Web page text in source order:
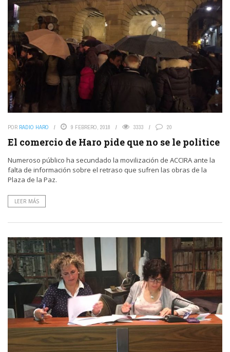
POR RADIO HARO 9 FEBRERO, 2018 3333 20
El comercio de Haro pide que no se le politice
Numeroso público ha secundado la movilización de ACCIRA ante la
falta de información sobre el retraso que sufren las obras de la
Plaza de la Paz.
LEER MÁS